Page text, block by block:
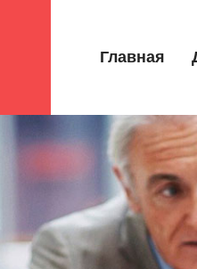
Главная